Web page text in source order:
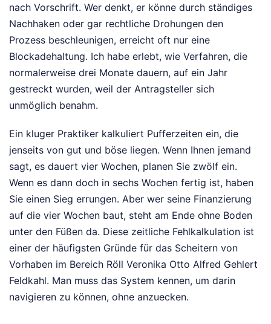
nach Vorschrift. Wer denkt, er könne durch ständiges
Nachhaken oder gar rechtliche Drohungen den
Prozess beschleunigen, erreicht oft nur eine
Blockadehaltung. Ich habe erlebt, wie Verfahren, die
normalerweise drei Monate dauern, auf ein Jahr
gestreckt wurden, weil der Antragsteller sich
unmöglich benahm.
Ein kluger Praktiker kalkuliert Pufferzeiten ein, die
jenseits von gut und böse liegen. Wenn Ihnen jemand
sagt, es dauert vier Wochen, planen Sie zwölf ein.
Wenn es dann doch in sechs Wochen fertig ist, haben
Sie einen Sieg errungen. Aber wer seine Finanzierung
auf die vier Wochen baut, steht am Ende ohne Boden
unter den Füßen da. Diese zeitliche Fehlkalkulation ist
einer der häufigsten Gründe für das Scheitern von
Vorhaben im Bereich Röll Veronika Otto Alfred Gehlert
Feldkahl. Man muss das System kennen, um darin
navigieren zu können, ohne anzuecken.